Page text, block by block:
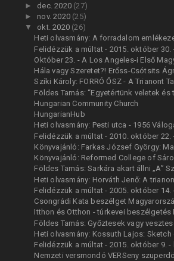
► dec. 2020 (27)
► nov. 2020 (25)
▼ okt. 2020 (26)
Heti olvasmány: A forradalom
Felidézzük a múltat - 2015. október 30. -
Október 23. - A Los Angeles-i Első
Hála vagy Szeretet?! Erőss-Csótsits
Szíki Károly: FORRÓ ŐSZ - A Trianont
Földes Tamás: “Egyetértünk veletek és
Hungarian Community Church
HungarianHub
Heti olvasmány: Pesti utca - 1956
Felidézzük a múltat - 2010. október 22. -
Könyvajánló: Farkas József György:
Könyvajánló: Reformed College of
Földes Tamás: Sarkára akart állni „A”
Heti olvasmány: Horváth Jenő: A
Felidézzük a múltat - 2005. október 14. -
Csongrádi Kata beszélget
Itthon és Otthon - túrkevei beszélgetés
Földes Tamás: Győztesek vagy
Heti olvasmány: Kossuth Lajos: Sketch
Felidézzük a múltat - 2015. október 9. -
Nemzeti versmondó VERSeny